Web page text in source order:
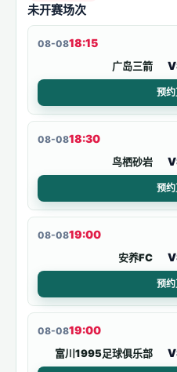
未开赛场次
08-0818:15
广岛三箭
预
08-0818:30
鸟栖砂岩
预
08-0819:00
安养FC
预
08-0819:00
富川1995足球俱乐部